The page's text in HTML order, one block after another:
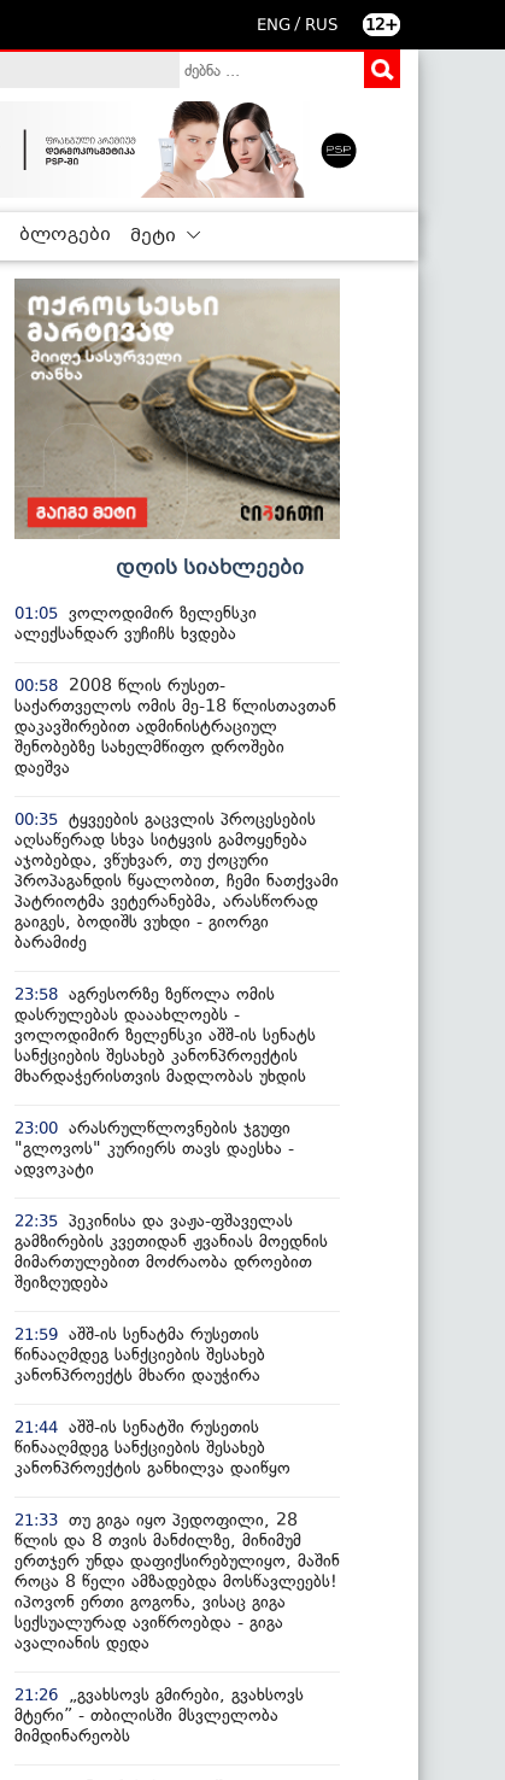
ENG / RUS 12+
ბლოგები მეტი
დღის სიახლეები
01:05 ვოლოდიმირ ზელენსკი
ალექსანდარ ვუჩიჩს ხვდება
00:58
2008 წლის რუსეთ-
საქართველოს ომის მე-18 წლისთავთან
დაკავშირებით ადმინისტრაციულ
შენობებზე სახელმწიფო დროშები
დაეშვა
00:35 ტყვეების გაცვლის პროცესების
აღსაწერად სხვა სიტყვის გამოყენება
აჯობებდა, ვწუხვარ, თუ ქოცური
პროპაგანდის წყალობით, ჩემი ნათქვამი
პატრიოტმა ვეტერანებმა, არასწორად
გაიგეს, ბოდიშს ვუხდი - გიორგი
ბარამიძე
23:58 აგრესორზე ზეწოლა ომის
დასრულებას დააახლოებს -
ვოლოდიმირ ზელენსკი აშშ-ის სენატს
სანქციების შესახებ კანონპროექტის
მხარდაჭერისთვის მადლობას უხდის
23:00 არასრულწლოვნების ჯგუფი
"გლოვოს" კურიერს თავს დაესხა -
ადვოკატი
22:35 პეკინისა და ვაჟა-ფშაველას
გამზირების კვეთიდან ჟვანიას მოედნის
მიმართულებით მოძრაობა დროებით
შეიზღუდება
21:59 აშშ-ის სენატმა რუსეთის
წინააღმდეგ სანქციების შესახებ
კანონპროექტს მხარი დაუჭირა
21:44 აშშ-ის სენატში რუსეთის
წინააღმდეგ სანქციების შესახებ
კანონპროექტის განხილვა დაიწყო
21:33 თუ გიგა იყო პედოფილი, 28
წლის და 8 თვის მანძილზე, მინიმუმ
ერთჯერ უნდა დაფიქსირებულიყო, მაშინ
როცა 8 წელი ამზადებდა მოსწავლეებს!
იპოვონ ერთი გოგონა, ვისაც გიგა
სექსუალურად ავიწროებდა - გიგა
ავალიანის დედა
21:26
„გვახსოვს გმირები, გვახსოვს
მტერი” - თბილისში მსვლელობა
მიმდინარეობს